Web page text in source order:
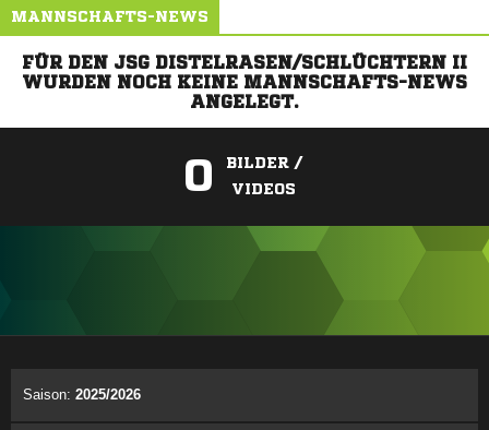
MANNSCHAFTS-NEWS
FÜR DEN JSG DISTELRASEN/SCHLÜCHTERN II
WURDEN NOCH KEINE MANNSCHAFTS-NEWS
ANGELEGT.
0
BILDER /
VIDEOS
Saison: 2025/2026